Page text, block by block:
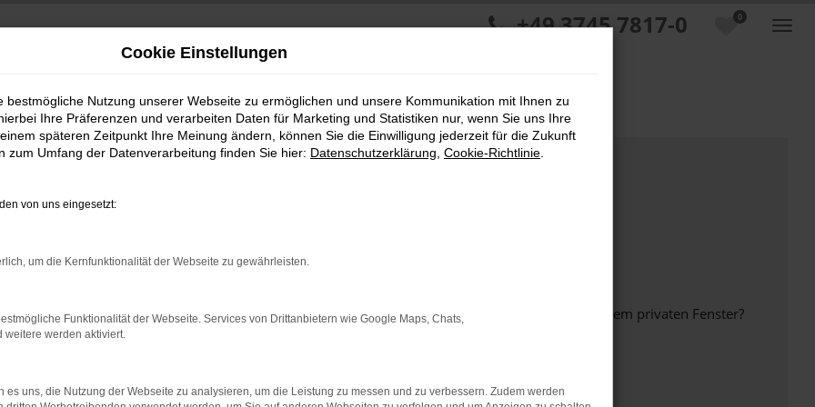
0
+49 3745 7817-0
bestimmter Seiten verhindern. Funktioniert die Seite in einem anderen Browser oder in einem privaten Fenster?
beheben.
auf dem neuesten Stand sind.
Cookie Einstellungen
bestmögliche Nutzung unserer Webseite zu ermöglichen und unsere Kommunikation mit Ihnen zu
Ihre Präferenzen und verarbeiten Daten für Marketing und Statistiken nur, wenn Sie uns Ihre
späteren Zeitpunkt Ihre Meinung ändern, können Sie die Einwilligung jederzeit für die Zukunft
zum Umfang der Datenverarbeitung finden Sie hier: Datenschutzerklärung Cookie-Richtlinie
von uns eingesetzt:
um die Kernfunktionalität der Webseite zu gewährleisten.
Funktionalität der Webseite. Services von Drittanbietern wie Google Maps, Chats,
weitere werden aktiviert.
es uns, die Nutzung der Webseite zu analysieren, um die Leistung zu messen und zu verbessern. Zudem werden